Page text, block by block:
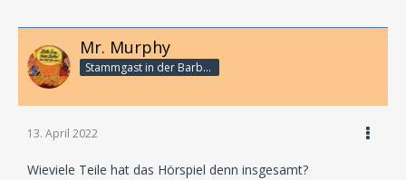
Mr. Murphy
Stammgast in der Barbarabar
13. April 2022
Wieviele Teile hat das Hörspiel denn insgesamt?